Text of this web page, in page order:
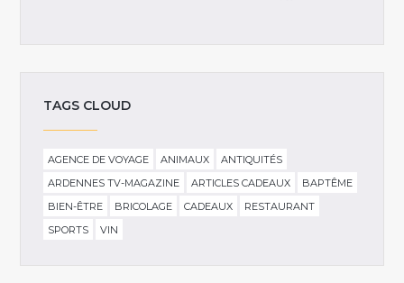
TAGS CLOUD
AGENCE DE VOYAGE ANIMAUX
ANTIQUITÉS
ARDENNES TV-MAGAZINE
ARTICLES CADEAUX
BAPTÊME
BIEN-ÊTRE
BRICOLAGE CADEAUX
RESTAURANT
SPORTS
VIN